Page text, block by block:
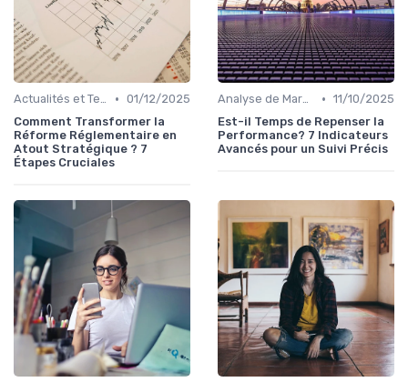
Actualités et Tendances Économiques • 01/12/2025
Comment Transformer la
Réforme Réglementaire en
Atout Stratégique ? 7
Étapes Cruciales
Analyse de Marché et Prévisions • 11/10/2025
Est-il Temps de Repenser la
Performance? 7 Indicateurs
Avancés pour un Suivi Précis